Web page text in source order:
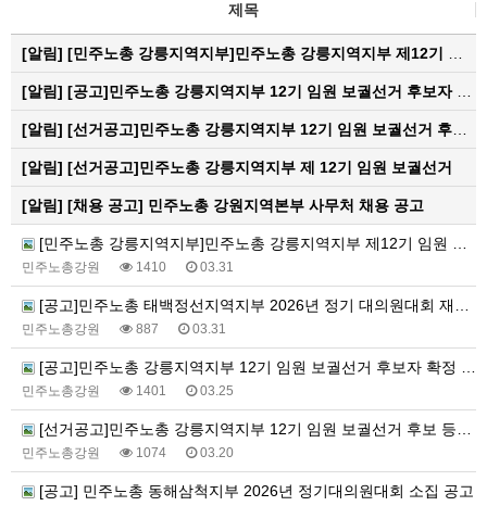
제목
[알림] [민주노총 강릉지역지부]민주노총 강릉지역지부 제12기 임원 보궐선거결과 공고
[알림] [공고]민주노총 강릉지역지부 12기 임원 보궐선거 후보자 확정 공고
[알림] [선거공고]민주노총 강릉지역지부 12기 임원 보궐선거 후보 등록 기간 연장 공고
[알림] [선거공고]민주노총 강릉지역지부 제 12기 임원 보궐선거
[알림] [채용 공고] 민주노총 강원지역본부 사무처 채용 공고
[민주노총 강릉지역지부]민주노총 강릉지역지부 제12기 임원 보궐선거결과 공고
민주노총강원 1410 03.31
[공고]민주노총 태백정선지역지부 2026년 정기 대의원대회 재소집 건
민주노총강원 887 03.31
[공고]민주노총 강릉지역지부 12기 임원 보궐선거 후보자 확정 공고
민주노총강원 1401 03.25
[선거공고]민주노총 강릉지역지부 12기 임원 보궐선거 후보 등록 기간 연장 공고
민주노총강원 1074 03.20
[공고] 민주노총 동해삼척지부 2026년 정기대의원대회 소집 공고